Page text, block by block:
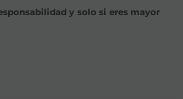
y solo si eres mayor